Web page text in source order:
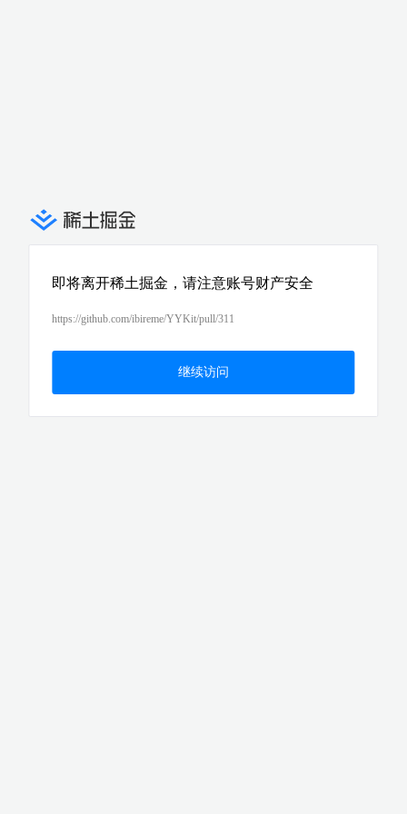
即将离开稀土掘金，请注意账号财产安全
https://github.com/ibireme/YYKit/pull/311
继续访问